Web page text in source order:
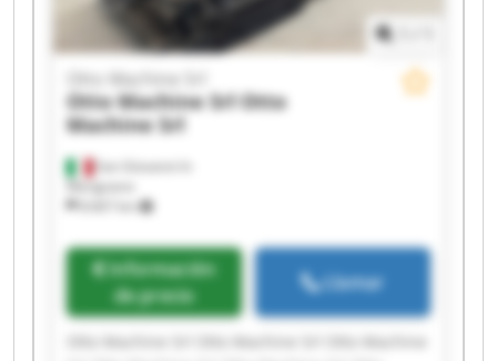
San Giovanni In
Marignano
8.667 km
Otto Machine Srl
Otto Machine SrlOtto
Machine Srl
Información
de precio
Llamar
Otto Machine Srl Otto Machine Srl Otto Machine